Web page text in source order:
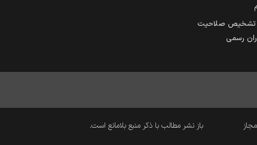
تشخیص صلاحیت
رسمی
باز نشر مطالب با ذکر منبع بلامانع است.